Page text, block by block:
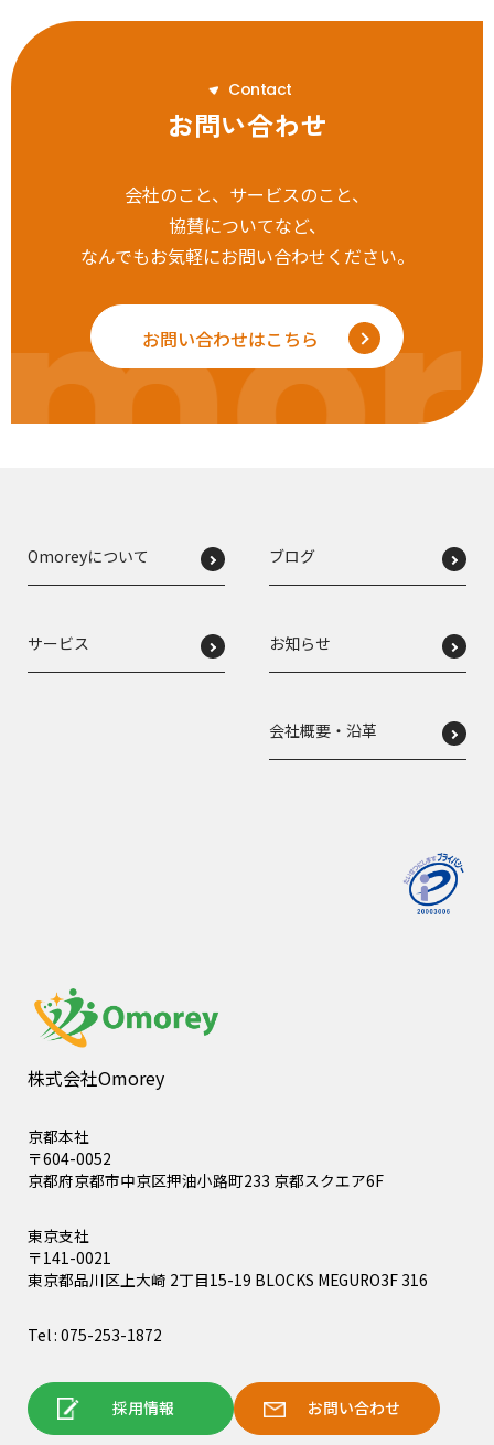
Contact
お問い合わせ
会社のこと、サービスのこと、
協賛についてなど、
なんでもお気軽にお問い合わせください。
お問い合わせはこちら
株式会社Omorey
京都本社
〒604-0052
京都府京都市中京区押油小路町233 京都スクエア6F
東京支社
〒141-0021
東京都品川区上大崎 2丁目15-19 BLOCKS MEGURO3F 316
Tel : 075-253-1872
採用情報 お問い合わせ
Omoreyについて
サービス
ブログ
お知らせ
会社概要・沿革